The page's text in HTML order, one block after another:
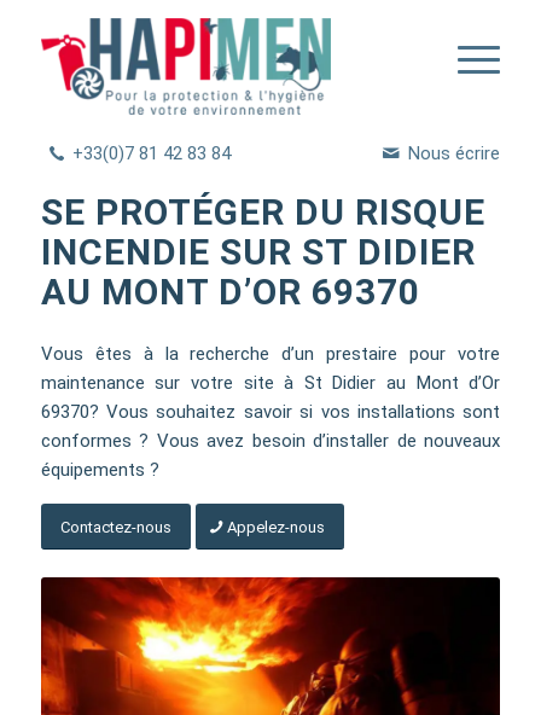
+33(0)7 81 42 83 84 Nous écrire
SE PROTÉGER DU RISQUE
INCENDIE SUR ST DIDIER
AU MONT D’OR 69370
Vous êtes à la recherche d’un prestaire pour votre
maintenance sur votre site à St Didier au Mont d’Or
69370? Vous souhaitez savoir si vos installations sont
conformes ? Vous avez besoin d’installer de nouveaux
équipements ?
Contactez-nous Appelez-nous